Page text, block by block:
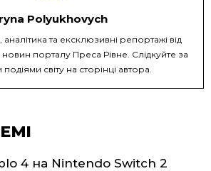
Polyukhovych
та ексклюзивні репортажі від
новин порталу Преса Рівне. Слідкуйте за
світу на сторінці автора.
4 на Nintendo Switch 2